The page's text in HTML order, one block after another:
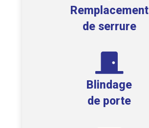
Remplacement
de serrure

Blindage
de porte